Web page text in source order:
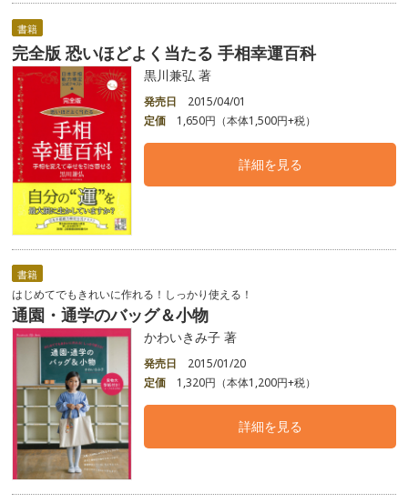
書籍
完全版 恐いほどよく当たる 手相幸運百科
黒川兼弘 著
発売日
2015/04/01
定価
1,650円（本体1,500円+税）
詳細を見る
書籍
はじめてでもきれいに作れる！しっかり使える！
通園・通学のバッグ＆小物
かわいきみ子 著
発売日
2015/01/20
定価
1,320円（本体1,200円+税）
詳細を見る